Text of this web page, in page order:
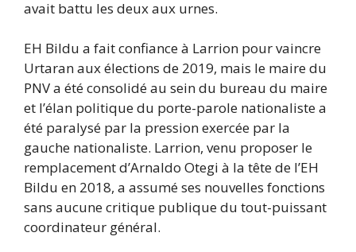
avait battu les deux aux urnes.
EH Bildu a fait confiance à Larrion pour vaincre
Urtaran aux élections de 2019, mais le maire du
PNV a été consolidé au sein du bureau du maire
et l’élan politique du porte-parole nationaliste a
été paralysé par la pression exercée par la
gauche nationaliste. Larrion, venu proposer le
remplacement d’Arnaldo Otegi à la tête de l’EH
Bildu en 2018, a assumé ses nouvelles fonctions
sans aucune critique publique du tout-puissant
coordinateur général.